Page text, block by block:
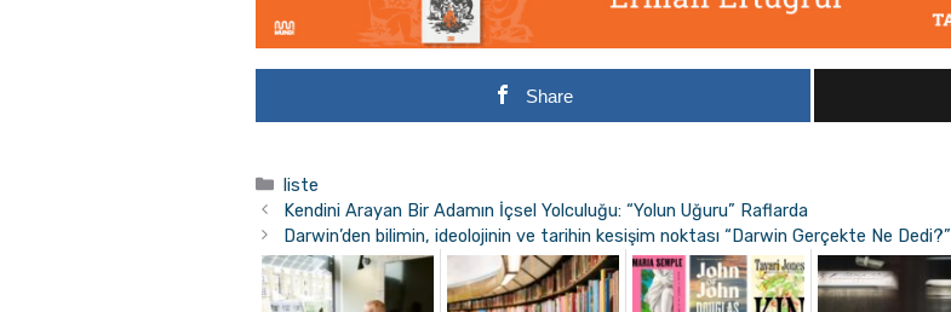
Share
Kategoriler
liste
Kendini Arayan Bir Adamın İçsel Yolculuğu: “Yolun Uğuru” Raflarda
Darwin’den bilimin, ideolojinin ve tarihin kesişim noktası “Darwin Gerçekte Ne Dedi?”